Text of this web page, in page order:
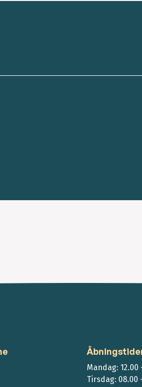
Mandag: 12.00
Tirsdag: 08.00